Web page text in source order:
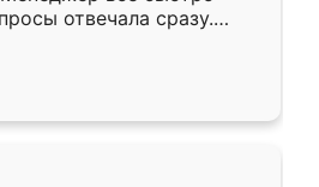
отвечала сразу.
в субботу, подошёл к
Собрали
аккуратно, даже